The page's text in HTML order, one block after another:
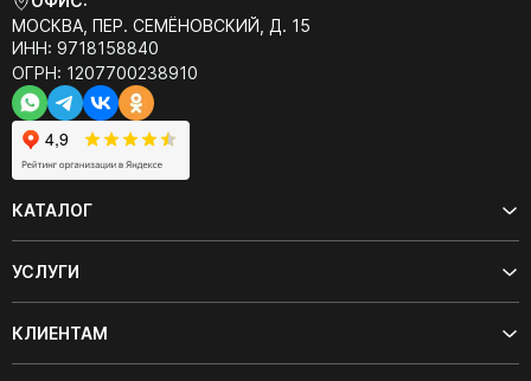
МОСКВА, ПЕР. СЕМЁНОВСКИЙ, Д. 15
ИНН: 9718158840
ОГРН: 1207700238910
КАТАЛОГ
УСЛУГИ
КЛИЕНТАМ